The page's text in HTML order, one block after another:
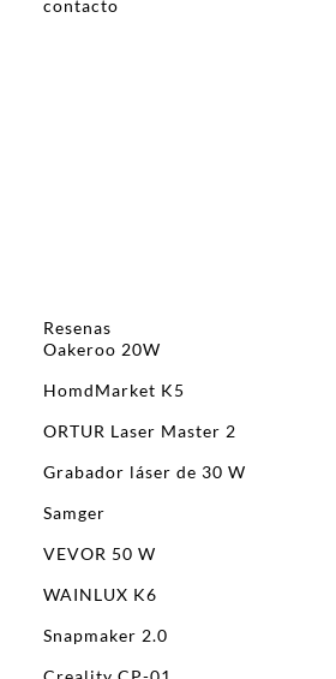
contacto
Resenas
Oakeroo 20W
HomdMarket K5
ORTUR Laser Master 2
Grabador láser de 30 W
Samger
VEVOR 50 W
WAINLUX K6
Snapmaker 2.0